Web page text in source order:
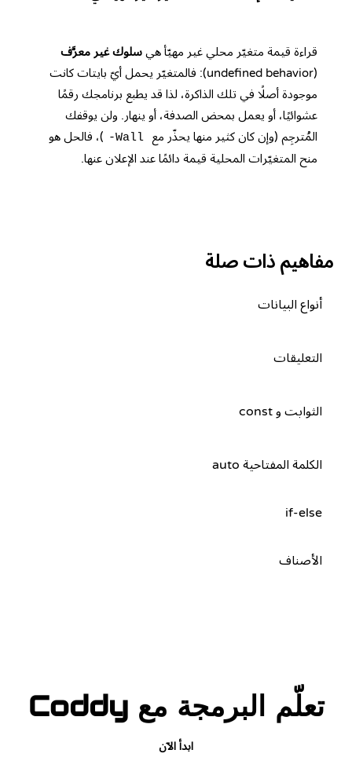
قراءة قيمة متغيّر محلي غير مهيّأ هي سلوك غير معرَّف
(undefined behavior): فالمتغيّر يحمل أيّ بايتات كانت
موجودة أصلًا في تلك الذاكرة، لذا قد يطبع برنامجك رقمًا
عشوائيًا، أو يعمل بمحض الصدفة، أو ينهار. ولن يوقفك
المُترجِم (وإن كان كثير منها يحذّر مع
-Wall )، فالحل هو
منح المتغيّرات المحلية قيمة دائمًا عند الإعلان عنها.
مفاهيم ذات صلة
أنواع البيانات
التعليقات
الثوابت و const
الكلمة المفتاحية auto
if-else
الأصناف
تعلّم البرمجة مع Coddy
ابدأ الآن